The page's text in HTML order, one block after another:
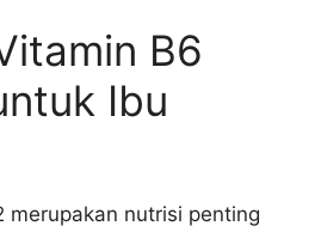
B6
Ibu
merupakan nutrisi penting